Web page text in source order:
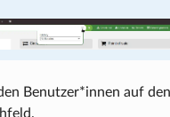
Benutzer*innen auf